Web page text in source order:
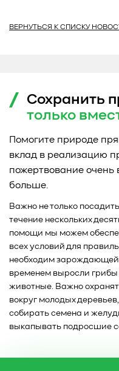
ВЕРНУТЬСЯ К СПИСКУ
Сохранить
только
Помогите природе
вклад в реализацию
пожертвование
больше.
Важно не только
течение нескольких
помощи мы можем
всех условий для
необходим
временем выросли грибы
животные. Важно
вокруг молодых
собирать семена и
выкапывать подросшие